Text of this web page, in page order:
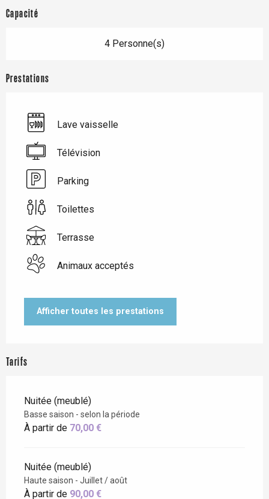
Capacité
4 Personne(s)
Prestations
Lave vaisselle
Télévision
Parking
Toilettes
Terrasse
Animaux acceptés
Afficher toutes les prestations
Tarifs
Nuitée (meublé)
Basse saison - selon la période
À partir de 70,00 €
Nuitée (meublé)
Haute saison - Juillet / août
À partir de 90,00 €